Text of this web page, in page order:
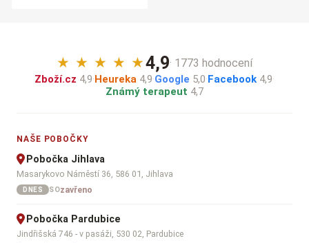
★ ★ ★ ★ ★4,9· 1773 hodnocení
Zboží.cz 4,9·Heureka 4,9·Google 5,0·Facebook 4,9·
Známý terapeut 4,7
NAŠE POBOČKY
Pobočka Jihlava
Masarykovo Náměstí 36, 586 01, Jihlava
DNES SOzavřeno
Pobočka Pardubice
Jindřišská 746 - v pasáži, 530 02, Pardubice